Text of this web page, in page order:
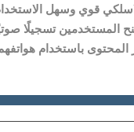
قوي وسهل
المستخدمين تسجيلًا
المحتوى باستخدام